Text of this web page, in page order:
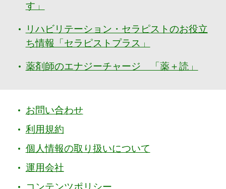
す」
リハビリテーション・セラピストのお役立
ち情報「セラピストプラス」
薬剤師のエナジーチャージ 「薬＋読」
お問い合わせ
利用規約
個人情報の取り扱いについて
運用会社
コンテンツポリシー